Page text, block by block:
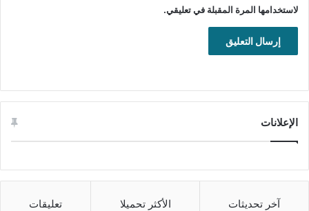
واحترافية لنظام ويندوز
رابط التحميل الأول
رابط التحميل الثاني
لاستخدامها المرة المقبلة في تعليقي.
الإعلانات
آخر تحديثات الأكثر تحميلا تعليقات